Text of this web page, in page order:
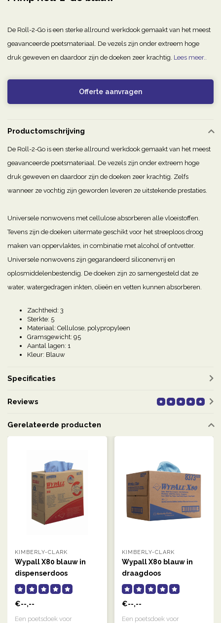
De Roll-2-Go is een sterke allround werkdook gemaakt van het meest
geavanceerde poetsmateriaal. De vezels zijn onder extreem hoge
druk geweven en daardoor zijn de doeken zeer krachtig. Lees meer..
Offerte aanvragen
Productomschrijving
De Roll-2-Go is een sterke allround werkdook gemaakt van het meest
geavanceerde poetsmateriaal. De vezels zijn onder extreem hoge
druk geweven en daardoor zijn de doeken zeer krachtig. Zelfs
wanneer ze vochtig zijn geworden leveren ze uitstekende prestaties.
Universele nonwovens met cellulose absorberen alle vloeistoffen.
Tevens zijn de doeken uitermate geschikt voor het streeploos droog
maken van oppervlaktes, in combinatie met alcohol of ontvetter.
Universele nonwovens zijn gegarandeerd siliconenvrij en
oplosmiddelenbestendig. De doeken zijn zo samengesteld dat ze
water, watergedragen inkten, olieën en vetten kunnen absorberen.
Zachtheid: 3
Sterkte: 5
Materiaal: Cellulose, polypropyleen
Gramsgewicht: 95
Aantal lagen: 1
Kleur: Blauw
Specificaties
Reviews
Gerelateerde producten
KIMBERLY-CLARK
Wypall X80 blauw in
dispenserdoos
€--,--
Een poetsdoek voor
KIMBERLY-CLARK
Wypall X80 blauw in
draagdoos
€--,--
Een poetsdoek voor